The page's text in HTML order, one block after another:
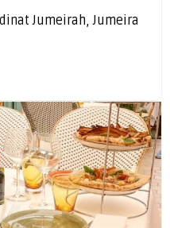
Jumeirah, Jumeira